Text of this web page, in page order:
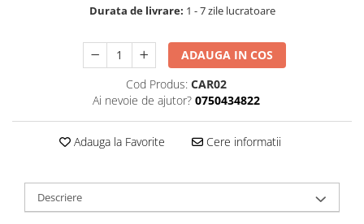
Durata de livrare: 1 - 7 zile lucratoare
ADAUGA IN COS
Cod Produs: CAR02
Ai nevoie de ajutor? 0750434822
Adauga la Favorite Cere informatii
Descriere